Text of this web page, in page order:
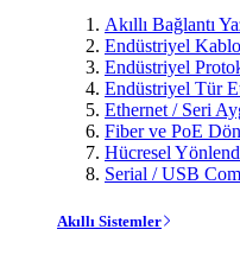
Akıllı Bağlantı
Endüstriyel
Endüstriyel
Endüstriyel Tür
Ethernet / Seri
Fiber ve PoE
Hücresel
Serial / USB
Akıllı Sistemler